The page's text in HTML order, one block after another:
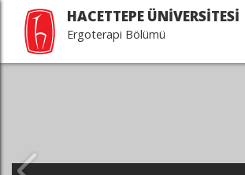
HACETTEPE ÜNİVERSİTESİ
Ergoterapi Bölümü